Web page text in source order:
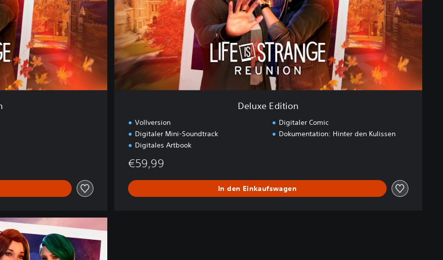
i
t
i
o
n
Deluxe Edition
Vollversion
Digitaler Mini-Soundtrack
Digitales Artbook
Digitaler Comic
Dokumentation: Hinter den Kulissen
€59,99
In den Einkaufswagen